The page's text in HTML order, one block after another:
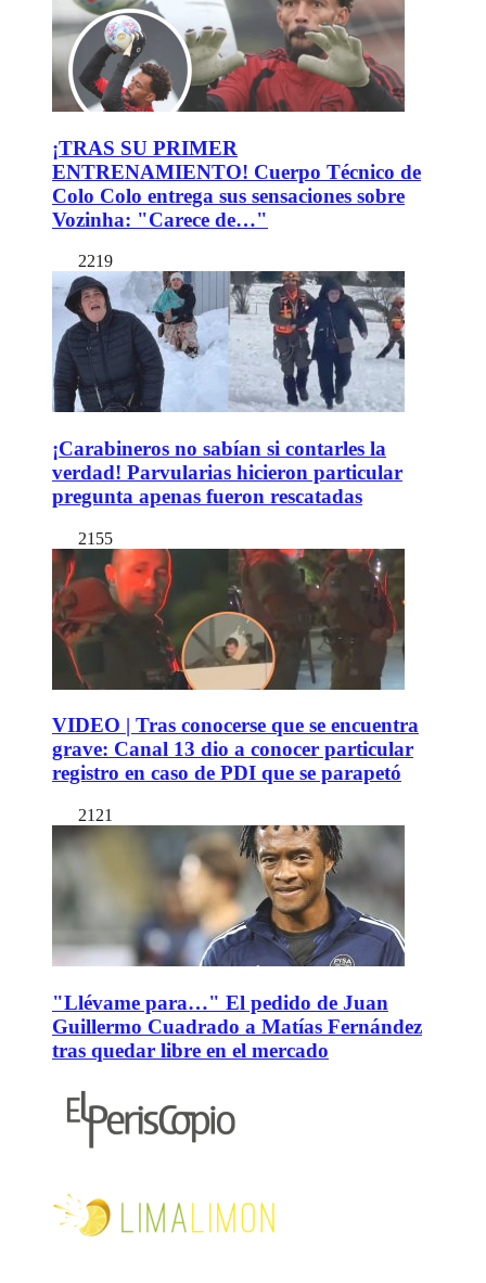
¡TRAS SU PRIMER
ENTRENAMIENTO! Cuerpo Técnico de
Colo Colo entrega sus sensaciones sobre
Vozinha: "Carece de…"
2219
¡Carabineros no sabían si contarles la
verdad! Parvularias hicieron particular
pregunta apenas fueron rescatadas
2155
VIDEO | Tras conocerse que se encuentra
grave: Canal 13 dio a conocer particular
registro en caso de PDI que se parapetó
2121
"Llévame para…" El pedido de Juan
Guillermo Cuadrado a Matías Fernández
tras quedar libre en el mercado